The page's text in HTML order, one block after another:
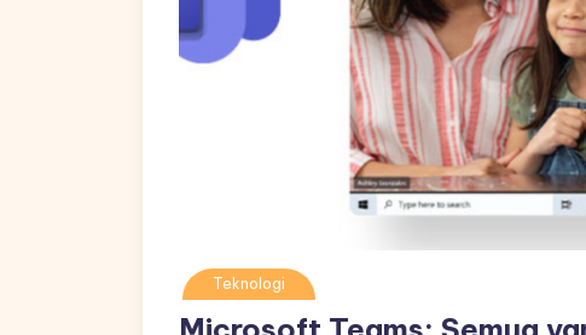
Teknologi